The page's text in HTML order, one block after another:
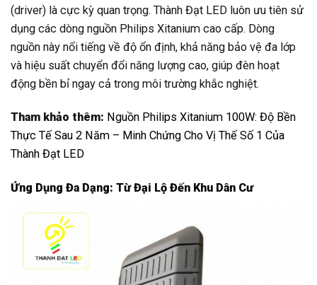
(driver) là cực kỳ quan trọng. Thành Đạt LED luôn ưu tiên sử
dụng các dòng nguồn Philips Xitanium cao cấp. Dòng
nguồn này nổi tiếng về độ ổn định, khả năng bảo vệ đa lớp
và hiệu suất chuyển đổi năng lượng cao, giúp đèn hoạt
động bền bỉ ngay cả trong môi trường khắc nghiệt.
Tham khảo thêm: Nguồn Philips Xitanium 100W: Độ Bền
Thực Tế Sau 2 Năm – Minh Chứng Cho Vị Thế Số 1 Của
Thành Đạt LED
Ứng Dụng Đa Dạng: Từ Đại Lộ Đến Khu Dân Cư